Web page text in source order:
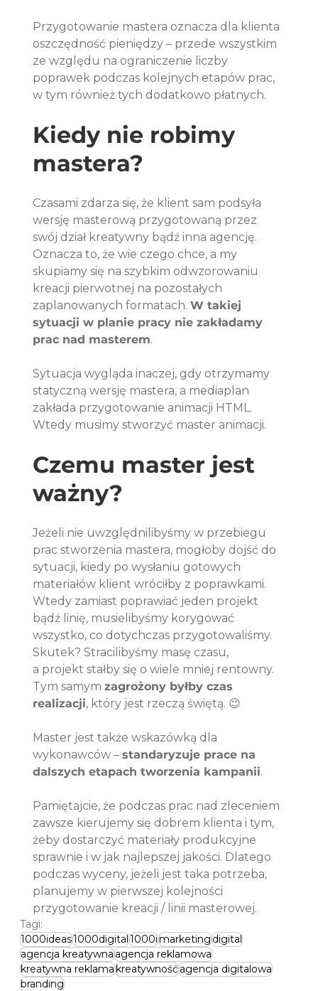
Przygotowanie mastera oznacza dla klienta
oszczędność pieniędzy – przede wszystkim
ze względu na ograniczenie liczby
poprawek podczas kolejnych etapów prac,
w tym również tych dodatkowo płatnych.
Kiedy nie robimy
mastera?
Czasami zdarza się, że klient sam podsyła
wersję masterową przygotowaną przez
swój dział kreatywny bądź inna agencję.
Oznacza to, że wie czego chce, a my
skupiamy się na szybkim odwzorowaniu
kreacji pierwotnej na pozostałych
zaplanowanych formatach. W takiej
sytuacji w planie pracy nie zakładamy
prac nad masterem.
Sytuacja wygląda inaczej, gdy otrzymamy
statyczną wersję mastera, a mediaplan
zakłada przygotowanie animacji HTML.
Wtedy musimy stworzyć master animacji.
Czemu master jest
ważny?
Jeżeli nie uwzględnilibyśmy w przebiegu
prac stworzenia mastera, mogłoby dojść do
sytuacji, kiedy po wysłaniu gotowych
materiałów klient wróciłby z poprawkami.
Wtedy zamiast poprawiać jeden projekt
bądź linię, musielibyśmy korygować
wszystko, co dotychczas przygotowaliśmy.
Skutek? Stracilibyśmy masę czasu,
a projekt stałby się o wiele mniej rentowny.
Tym samym zagrożony byłby czas
realizacji, który jest rzeczą świętą. 😉
Master jest także wskazówką dla
wykonawców – standaryzuje prace na
dalszych etapach tworzenia kampanii.
Pamiętajcie, że podczas prac nad zleceniem
zawsze kierujemy się dobrem klienta i tym,
żeby dostarczyć materiały produkcyjne
sprawnie i w jak najlepszej jakości. Dlatego
podczas wyceny, jeżeli jest taka potrzeba,
planujemy w pierwszej kolejności
przygotowanie kreacji / linii masterowej.
Tagi:
1000ideas1000digital1000imarketingdigital
agencja kreatywnaagencja reklamowa
kreatywna reklamakreatywnośćagencja digitalowa
branding